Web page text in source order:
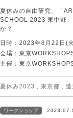
夏休みの自由研究、「
SCHOOL 2023 東中野
か？
日時：2023年8月22日(
会場：東京
主催：東京
夏休み2023 , 東京都 , 造
ワークショップ